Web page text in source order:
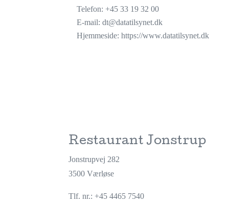
Telefon: +45 33 19 32 00
E-mail:dt@datatilsynet.dk
Hjemmeside:https://www.datatilsynet.dk
Restaurant Jonstrup
Jonstrupvej 282
3500 Værløse
Tlf. nr.: +45 4465 7540